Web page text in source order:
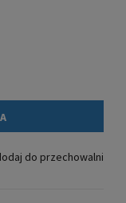
do przechowalni